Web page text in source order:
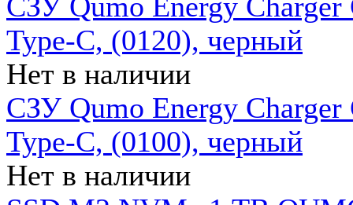
СЗУ Qumo Energy
Type-C, (0120), черный
Нет в наличии
СЗУ Qumo Energy
Type-C, (0100), черный
Нет в наличии